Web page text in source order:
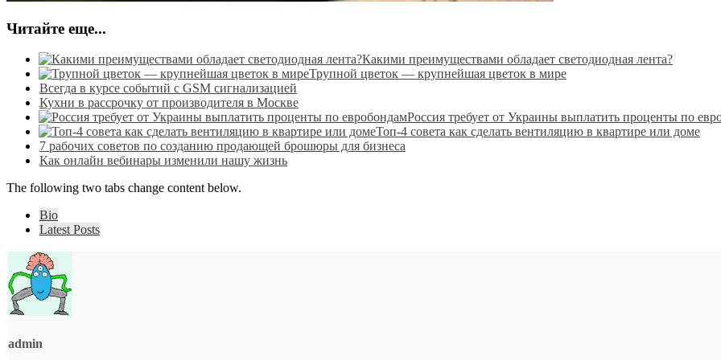
Читайте еще...
Какими преимуществами обладает светодиодная лента?
Трупной цветок — крупнейшая цветок в мире
Всегда в курсе событий с GSM сигнализацией
Кухни в рассрочку от производителя в Москве
Россия требует от Украины выплатить проценты по
Топ-4 совета как сделать вентиляцию в квартире или доме
7 рабочих советов по созданию продающей брошюры для бизнеса
Как онлайн вебинары изменили нашу жизнь
The following two tabs change content below.
Bio
Latest Posts
admin